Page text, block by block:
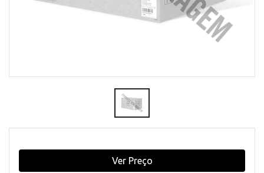
Ver Preço